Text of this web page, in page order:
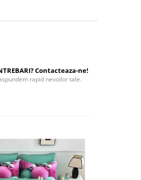
Contacteaza-ne!
rapid nevoilor tale.